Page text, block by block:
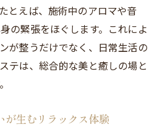
とえば、施術中のアロマや音
の緊張をほぐします。これによ
が整うだけでなく、日常生活の
テは、総合的な美と癒しの場と
が生むリラックス体験